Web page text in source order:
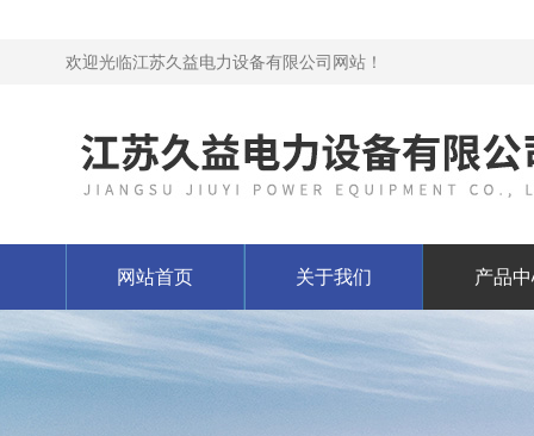
欢迎光临江苏久益电力设备有限公司网站！
网站首页 关于我们 产品